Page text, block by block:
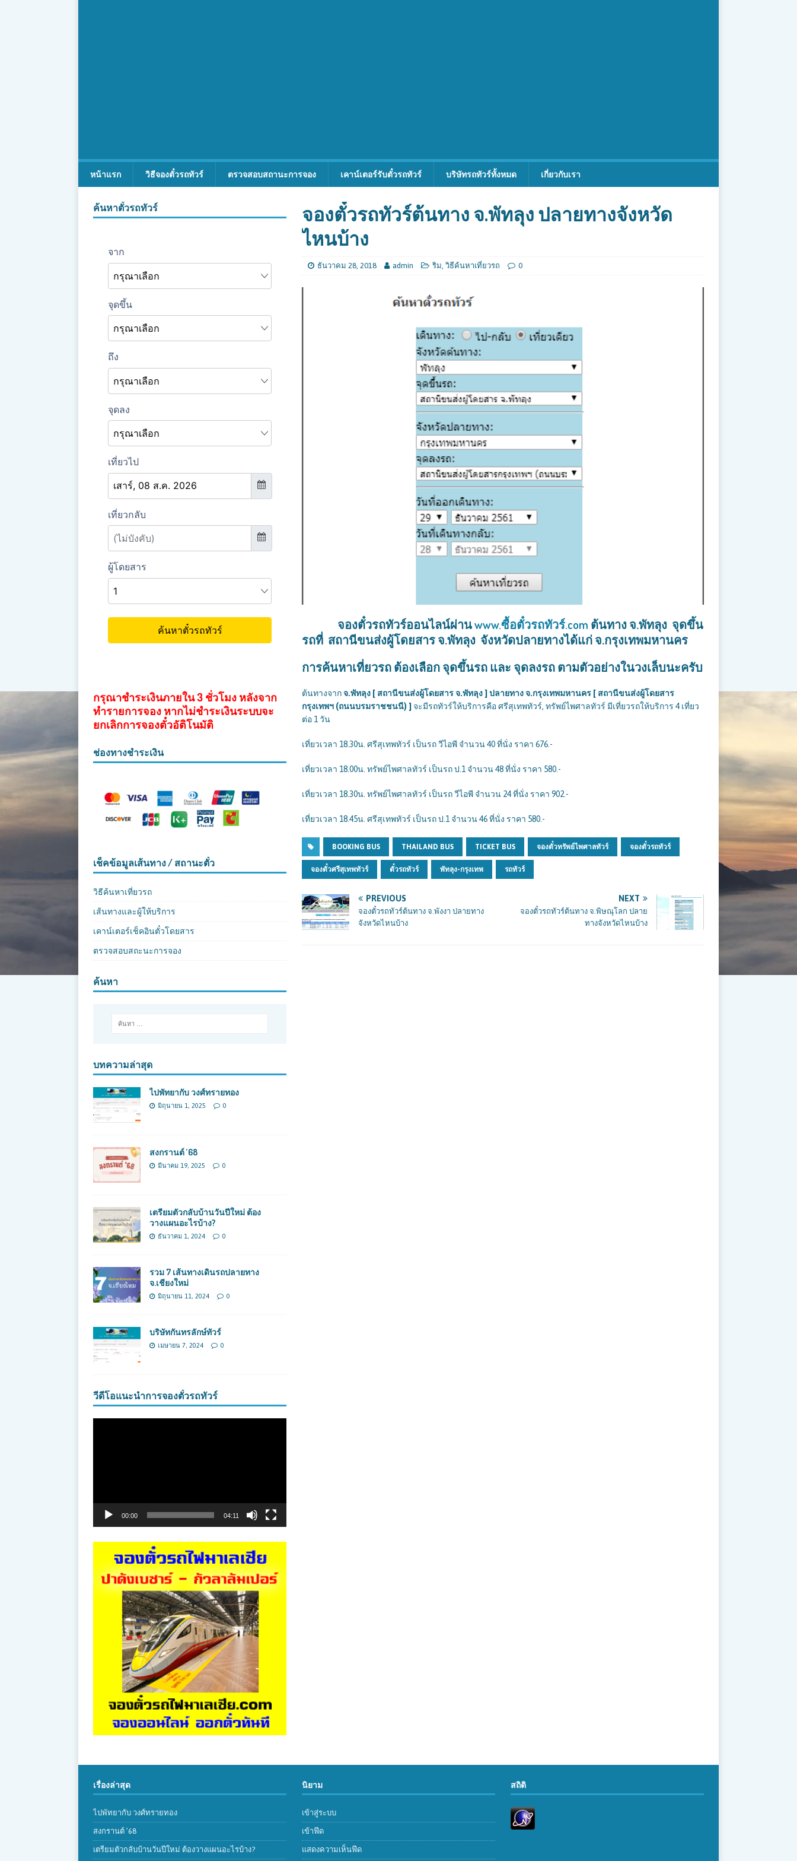
หน้าแรก วิธีจองตั๋วรถทัวร์ ตรวจสอบสถานะการจอง เคาน์เตอร์รับตั๋วรถทัวร์ บริษัทรถทัวร์ทั้งหมด เกี่ยวกับเรา
จองตั๋วรถทัวร์ต้นทาง จ.พัทลุง ปลายทางจังหวัด
ไหนบ้าง
ธันวาคม 28, 2018 admin ริม, วิธีค้นหาเที่ยวรถ 0
จองตั๋วรถทัวร์ออนไลน์ผ่านwww.ซื้อตั๋วรถทัวร์.com ต้นทาง จ.พัทลุง จุดขึ้น
รถที่ สถานีขนส่งผู้โดยสาร จ.พัทลุง จังหวัดปลายทางได้แก่ จ.กรุงเทพมหานคร
การค้นหาเที่ยวรถ ต้องเลือก จุดขึ้นรถ และ จุดลงรถ ตามตัวอย่างในวงเล็บนะครับ
ต้นทางจากจ.พัทลุง [ สถานีขนส่งผู้โดยสาร จ.พัทลุง ] ปลายทาง จ.กรุงเทพมหานคร [ สถานีขนส่งผู้โดยสาร
กรุงเทพฯ (ถนนบรมราชชนนี) ] จะมีรถทัวร์ให้บริการคือ ศรีสุเทพทัวร์, ทรัพย์ไพศาลทัวร์ มีเที่ยวรถให้บริการ 4 เที่ยว
ต่อ 1 วัน
เที่ยวเวลา 18.30น. ศรีสุเทพทัวร์ เป็นรถ วีไอพี จำนวน 40 ที่นั่ง ราคา 676.-
เที่ยวเวลา 18.00น. ทรัพย์ไพศาลทัวร์ เป็นรถ ป.1 จำนวน 48 ที่นั่ง ราคา 580.-
เที่ยวเวลา 18.30น. ทรัพย์ไพศาลทัวร์ เป็นรถ วีไอพี จำนวน 24 ที่นั่ง ราคา 902.-
เที่ยวเวลา 18.45น. ศรีสุเทพทัวร์ เป็นรถ ป.1 จำนวน 46 ที่นั่ง ราคา 580.-
BOOKING BUS THAILAND BUS TICKET BUS จองตั๋วทรัพย์ไพศาลทัวร์ จองตั๋วรถทัวร์
จองตั๋วศรีสุเทพทัวร์ ตั๋วรถทัวร์ พัทลุง-กรุงเทพ รถทัวร์
PREVIOUS
จองตั๋วรถทัวร์ต้นทาง จ.พังงา ปลายทาง
จังหวัดไหนบ้าง
NEXT
จองตั๋วรถทัวร์ต้นทาง จ.พิษณุโลก ปลาย
ทางจังหวัดไหนบ้าง
ค้นหาตั๋วรถทัวร์
กรุณาชำระเงินภายใน 3 ชั่วโมง หลังจาก
ทำรายการจอง หากไม่ชำระเงินระบบจะ
ยกเลิกการจองตั๋วอัติโนมัติ
ช่องทางชำระเงิน
เช็คข้อมูลเส้นทาง / สถานะตั๋ว
วิธีค้นหาเที่ยวรถ
เส้นทางและผู้ให้บริการ
เคาน์เตอร์เช็คอินตั๋วโดยสาร
ตรวจสอบสถะนะการจอง
ค้นหา
บทความล่าสุด
ไปพัทยากับ วงศ์ทรายทอง
มิถุนายน 1, 2025 0
สงกรานต์ ’68
มีนาคม 19, 2025 0
เตรียมตัวกลับบ้านวันปีใหม่ ต้อง
วางแผนอะไรบ้าง?
ธันวาคม 1, 2024 0
รวม 7 เส้นทางเดินรถปลายทาง
จ.เชียงใหม่
มิถุนายน 11, 2024 0
บริษัทกันทรลักษ์ทัวร์
เมษายน 7, 2024 0
วีดีโอแนะนำการจองตั๋วรถทัวร์
00:00 04:11
เรื่องล่าสุด
ไปพัทยากับ วงศ์ทรายทอง
สงกรานต์ ’68
เตรียมตัวกลับบ้านวันปีใหม่ ต้องวางแผนอะไรบ้าง?
นิยาม
เข้าสู่ระบบ
เข้าฟีด
แสดงความเห็นฟีด
สถิติ